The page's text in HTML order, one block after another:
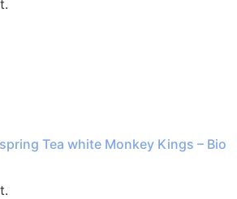
Tea white Monkey Kings – Bio